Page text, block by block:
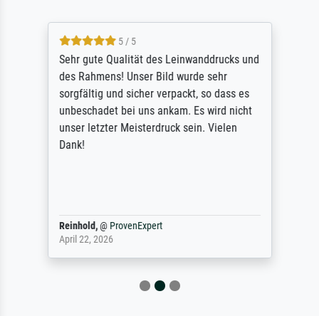
5 / 5
Sehr gute Qualität des Leinwanddrucks und
des Rahmens! Unser Bild wurde sehr
sorgfältig und sicher verpackt, so dass es
unbeschadet bei uns ankam. Es wird nicht
unser letzter Meisterdruck sein. Vielen
Dank!
Reinhold,@ ProvenExpert
April 22, 2026